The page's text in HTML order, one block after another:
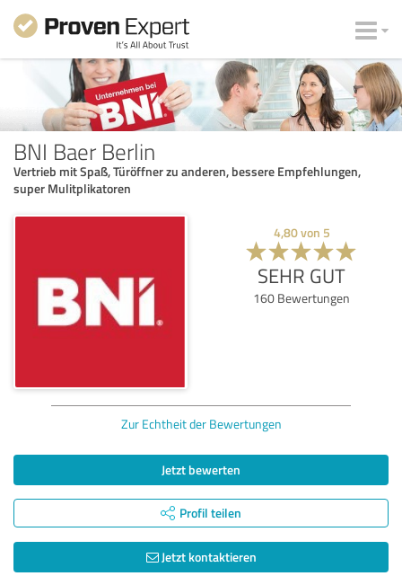
BNI Baer Berlin
Vertrieb mit Spaß, Türöffner zu anderen, bessere Empfehlungen,
super Mulitplikatoren
4,80von 5
SEHR GUT
160 Bewertungen
Zur Echtheit der Bewertungen
Jetzt bewerten
Profil teilen
Jetzt kontaktieren